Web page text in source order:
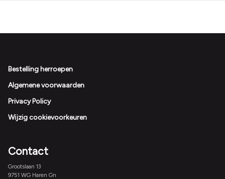
Footer
Bestelling herroepen
Algemene voorwaarden
Privacy Policy
Wijzig cookievoorkeuren
Contact
Grootslaan 13
9751 WG Haren Gn